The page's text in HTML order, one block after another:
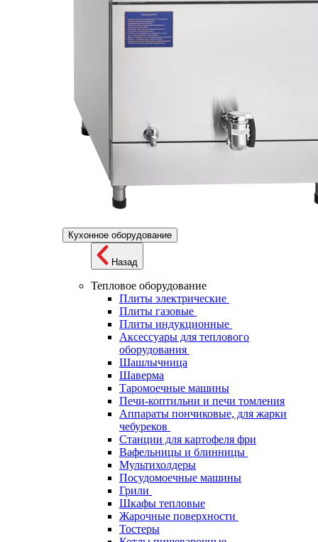
Кухонное оборудование
Назад
Тепловое оборудование
Плиты электрические
Плиты газовые
Плиты индукционные
Аксессуары для теплового
оборудования
Шашлычница
Шаверма
Таромоечные машины
Печи-коптильни и печи томления
Аппараты пончиковые, для жарки
чебуреков
Станции для картофеля фри
Вафельницы и блинницы
Мультихолдеры
Посудомоечные машины
Грили
Шкафы тепловые
Жарочные поверхности
Тостеры